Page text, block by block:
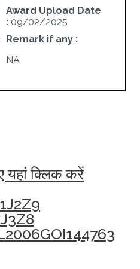
Award Upload Date
: 09/02/2025
Remark if any :
NA
क्लिक करें